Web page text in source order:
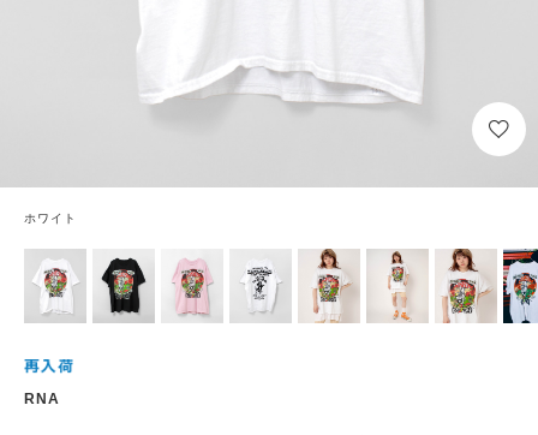
ホワイト
RNA